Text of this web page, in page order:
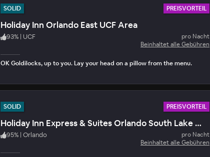
SOLID PREISVORTEIL
Holiday Inn Orlando East UCF Area
93% | UCF
pro Nacht
Beinhaltet alle Gebühren
OK Goldilocks, up to you. Lay your head on a pillow from the menu.
SOLID PREISVORTEIL
Holiday Inn Express & Suites Orlando South Lake Buena Vista
95% | Orlando
pro Nacht
Beinhaltet alle Gebühren